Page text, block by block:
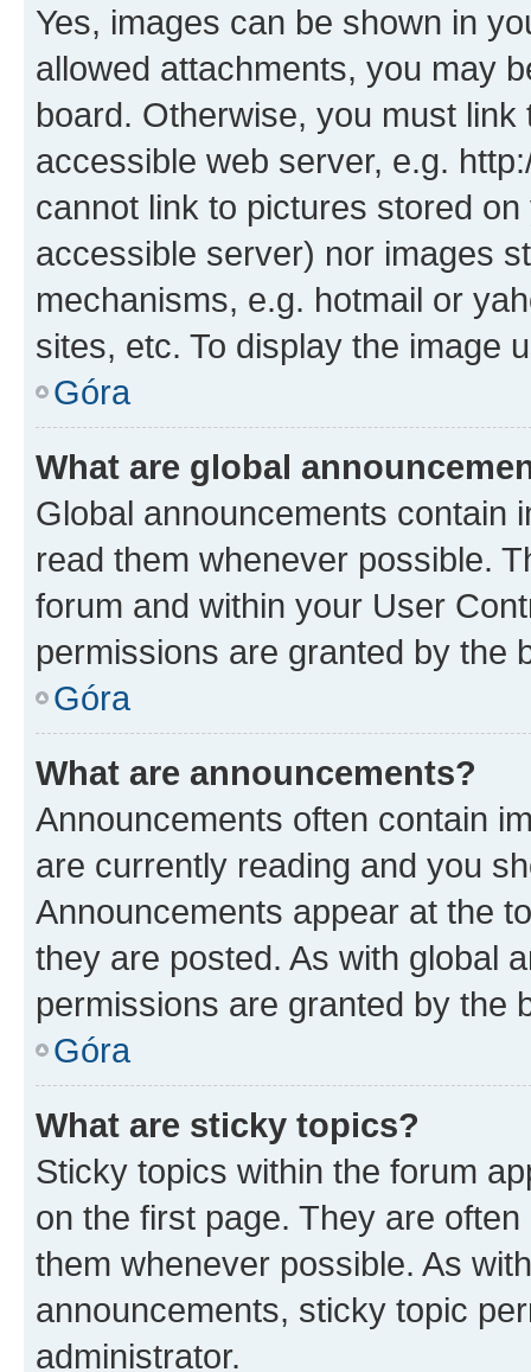
Yes, images can be shown in
allowed attachments, you may
board. Otherwise, you must
accessible web server, e.g.
cannot link to pictures stored
accessible server) nor images
mechanisms, e.g. hotmail or
sites, etc. To display the image
Góra
What are global
Global announcements contain
read them whenever possible.
forum and within your User
permissions are granted by the
Góra
What are announcements?
Announcements often contain
are currently reading and you
Announcements appear at the
they are posted. As with global
permissions are granted by the
Góra
What are sticky topics?
Sticky topics within the forum
on the first page. They are
them whenever possible. As
announcements, sticky topic
administrator.